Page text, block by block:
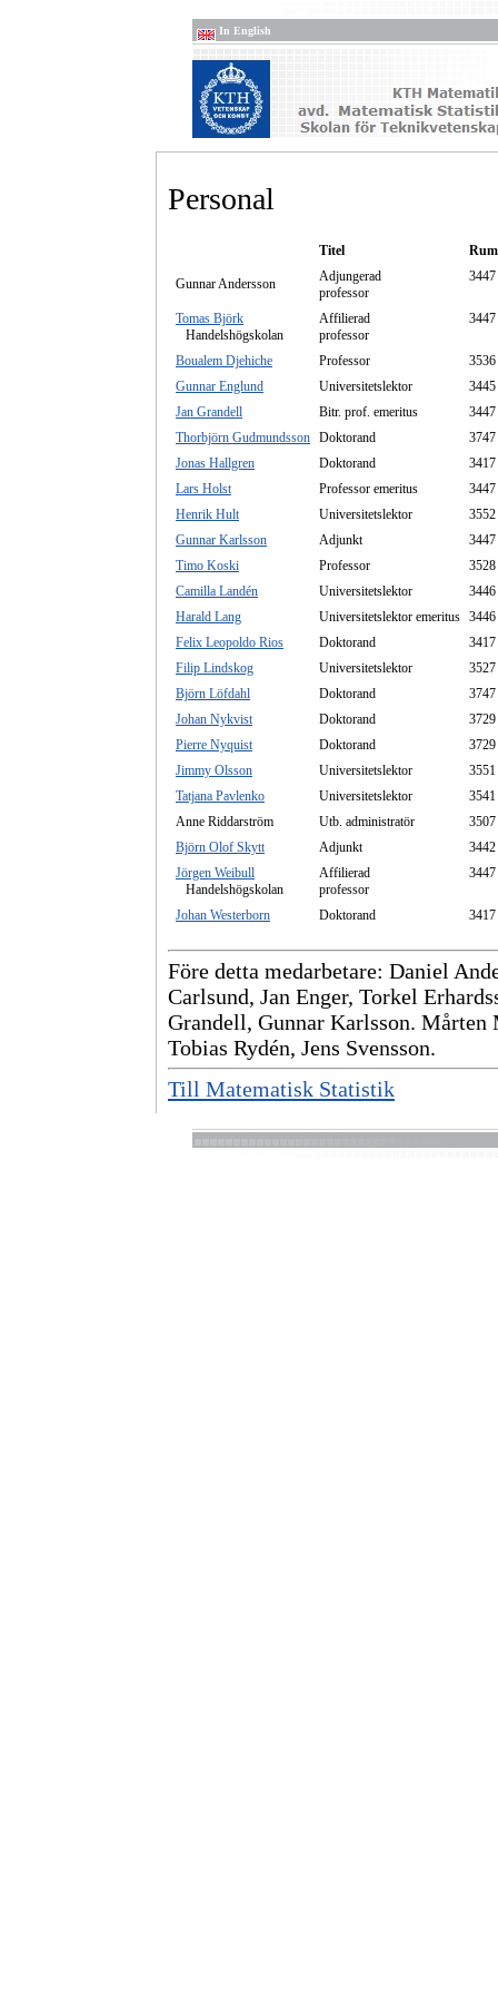
In English
Personal
Titel Rum
Gunnar Andersson
Adjungerad
professor
3447
Tomas Björk
Handelshögskolan
Affilierad
professor
3447
Boualem Djehiche Professor
3536
Gunnar Englund
Universitetslektor
3445
Jan Grandell
Bitr. prof. emeritus
3447
Thorbjörn Gudmundsson Doktorand
3747
Jonas Hallgren
Doktorand
3417
Lars Holst
Professor emeritus
3447
Henrik Hult
Universitetslektor
3552
Gunnar Karlsson
Adjunkt
3447
Timo Koski
Professor
3528
Camilla Landén
Universitetslektor
3446
Harald Lang
Universitetslektor emeritus 3446
Felix Leopoldo Rios
Doktorand
3417
Filip Lindskog
Universitetslektor
3527
Björn Löfdahl
Doktorand
3747
Johan Nykvist
Doktorand
3729
Pierre Nyquist
Doktorand
3729
Jimmy Olsson
Universitetslektor
3551
Tatjana Pavlenko
Universitetslektor
3541
Anne Riddarström
Utb. administratör
3507
Björn Olof Skytt
Adjunkt
3442
Jörgen Weibull
Handelshögskolan
Affilierad
professor
3447
Johan Westerborn Doktorand 3417
Före detta medarbetare: Daniel
Carlsund, Jan Enger, Torkel
Grandell, Gunnar Karlsson. Mårten
Tobias Rydén, Jens Svensson.
Till Matematisk Statistik